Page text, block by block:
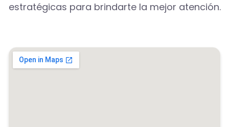
estratégicas para brindarte la mejor atención.